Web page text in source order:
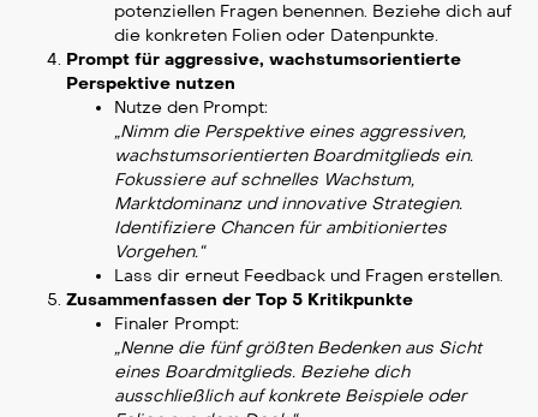
potenziellen Fragen benennen. Beziehe dich auf
die konkreten Folien oder Datenpunkte.
Prompt für aggressive, wachstumsorientierte
Perspektive nutzen
Nutze den Prompt:
„Nimm die Perspektive eines aggressiven,
wachstumsorientierten Boardmitglieds ein.
Fokussiere auf schnelles Wachstum,
Marktdominanz und innovative Strategien.
Identifiziere Chancen für ambitioniertes
Vorgehen.“
Lass dir erneut Feedback und Fragen erstellen.
Zusammenfassen der Top 5 Kritikpunkte
Finaler Prompt:
„Nenne die fünf größten Bedenken aus Sicht
eines Boardmitglieds. Beziehe dich
ausschließlich auf konkrete Beispiele oder